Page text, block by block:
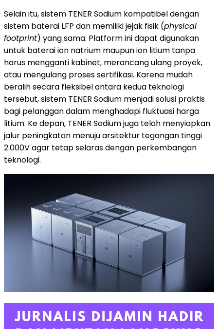
Selain itu, sistem TENER Sodium kompatibel dengan
sistem baterai LFP dan memiliki jejak fisik (physical
footprint) yang sama. Platform ini dapat digunakan
untuk baterai ion natrium maupun ion litium tanpa
harus mengganti kabinet, merancang ulang proyek,
atau mengulang proses sertifikasi. Karena mudah
beralih secara fleksibel antara kedua teknologi
tersebut, sistem TENER Sodium menjadi solusi praktis
bagi pelanggan dalam menghadapi fluktuasi harga
litium. Ke depan, TENER Sodium juga telah menyiapkan
jalur peningkatan menuju arsitektur tegangan tinggi
2.000V agar tetap selaras dengan perkembangan
teknologi.